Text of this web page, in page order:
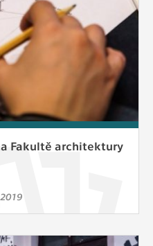
Fakultě architektury